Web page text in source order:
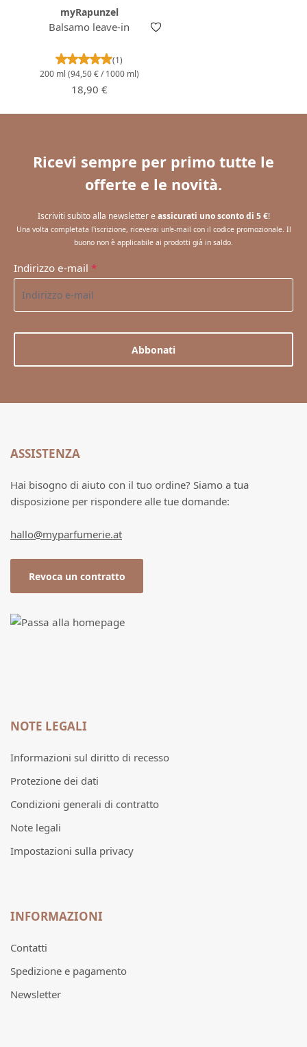
myRapunzel
Balsamo leave-in
Valutazione media di 5 su 5 stelle
(1)
200 ml (94,50 € / 1000 ml)
Prezzo normale:
18,90 €
Ricevi sempre per primo tutte le
offerte e le novità.
Iscriviti subito alla newsletter e assicurati uno sconto di 5 €!
Una volta completata l'iscrizione, riceverai un'e-mail con il codice promozionale. Il
buono non è applicabile ai prodotti già in saldo.
Indirizzo e-mail *
Abbonati
ASSISTENZA
Hai bisogno di aiuto con il tuo ordine? Siamo a tua
disposizione per rispondere alle tue domande:
hallo@myparfumerie.at
Revoca un contratto
NOTE LEGALI
Informazioni sul diritto di recesso
Protezione dei dati
Condizioni generali di contratto
Note legali
Impostazioni sulla privacy
INFORMAZIONI
Contatti
Spedizione e pagamento
Newsletter